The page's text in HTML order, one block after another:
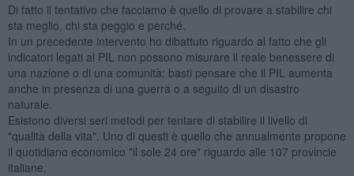
Di fatto il tentativo che facciamo è quello di provare a stabilire chi
sta meglio, chi sta peggio e perché.
In un precedente intervento ho dibattuto riguardo al fatto che gli
indicatori legati al PIL non possono misurare il reale benessere di
una nazione o di una comunità; basti pensare che il PIL aumenta
anche in presenza di una guerra o a seguito di un disastro
naturale.
Esistono diversi seri metodi per tentare di stabilire il livello di
"qualità della vita". Uno di questi è quello che annualmente propone
il quotidiano economico "il sole 24 ore" riguardo alle 107 provincie
italiane.